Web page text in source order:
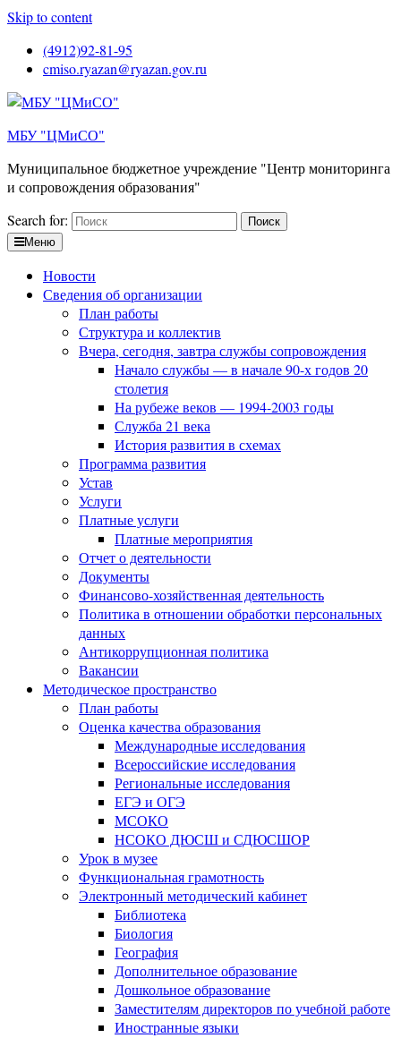
Skip to content
(4912)92-81-95
cmiso.ryazan@ryazan.gov.ru
МБУ "ЦМиСО"
Муниципальное бюджетное учреждение "Центр мониторинга
и сопровождения образования"
Search for:
Меню
Новости
Сведения об организации
План работы
Структура и коллектив
Вчера, сегодня, завтра службы сопровождения
Начало службы — в начале 90-х годов 20
столетия
На рубеже веков — 1994-2003 годы
Служба 21 века
История развития в схемах
Программа развития
Устав
Услуги
Платные услуги
Платные мероприятия
Отчет о деятельности
Документы
Финансово-хозяйственная деятельность
Политика в отношении обработки персональных
данных
Антикоррупционная политика
Вакансии
Методическое пространство
План работы
Оценка качества образования
Международные исследования
Всероссийские исследования
Региональные исследования
ЕГЭ и ОГЭ
МСОКО
НСОКО ДЮСШ и СДЮСШОР
Урок в музее
Функциональная грамотность
Электронный методический кабинет
Библиотека
Биология
География
Дополнительное образование
Дошкольное образование
Заместителям директоров по учебной работе
Иностранные языки